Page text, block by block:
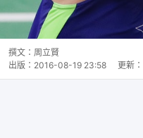
撰文： 周立賢
出版： 2016-08-19 23:58 更新：